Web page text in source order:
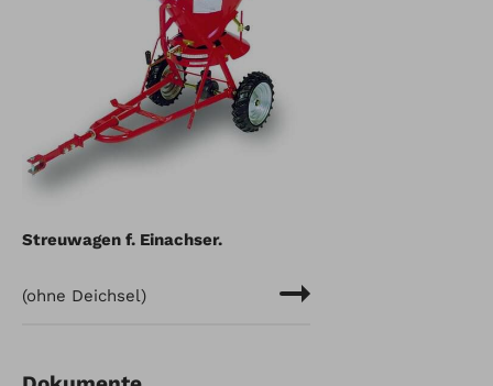
Streuwagen f. Einachser.
(ohne Deichsel)